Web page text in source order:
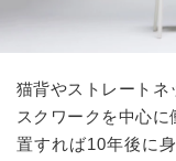
猫背やストレート
スクワークを中心
置すれば10年後に